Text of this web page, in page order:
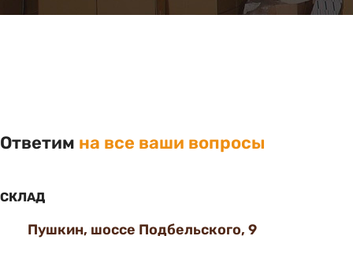
Ответим на все ваши вопросы
СКЛАД
Пушкин, шоссе Подбельского, 9